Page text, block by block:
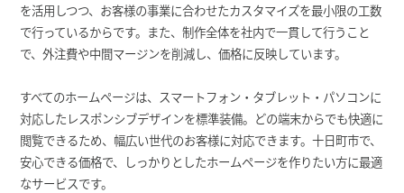
を活用しつつ、お客様の事業に合わせたカスタマイズを最小限の工数
で行っているからです。また、制作全体を社内で一貫して行うこと
で、外注費や中間マージンを削減し、価格に反映しています。
すべてのホームページは、スマートフォン・タブレット・パソコンに
対応したレスポンシブデザインを標準装備。どの端末からでも快適に
閲覧できるため、幅広い世代のお客様に対応できます。十日町市で、
安心できる価格で、しっかりとしたホームページを作りたい方に最適
なサービスです。